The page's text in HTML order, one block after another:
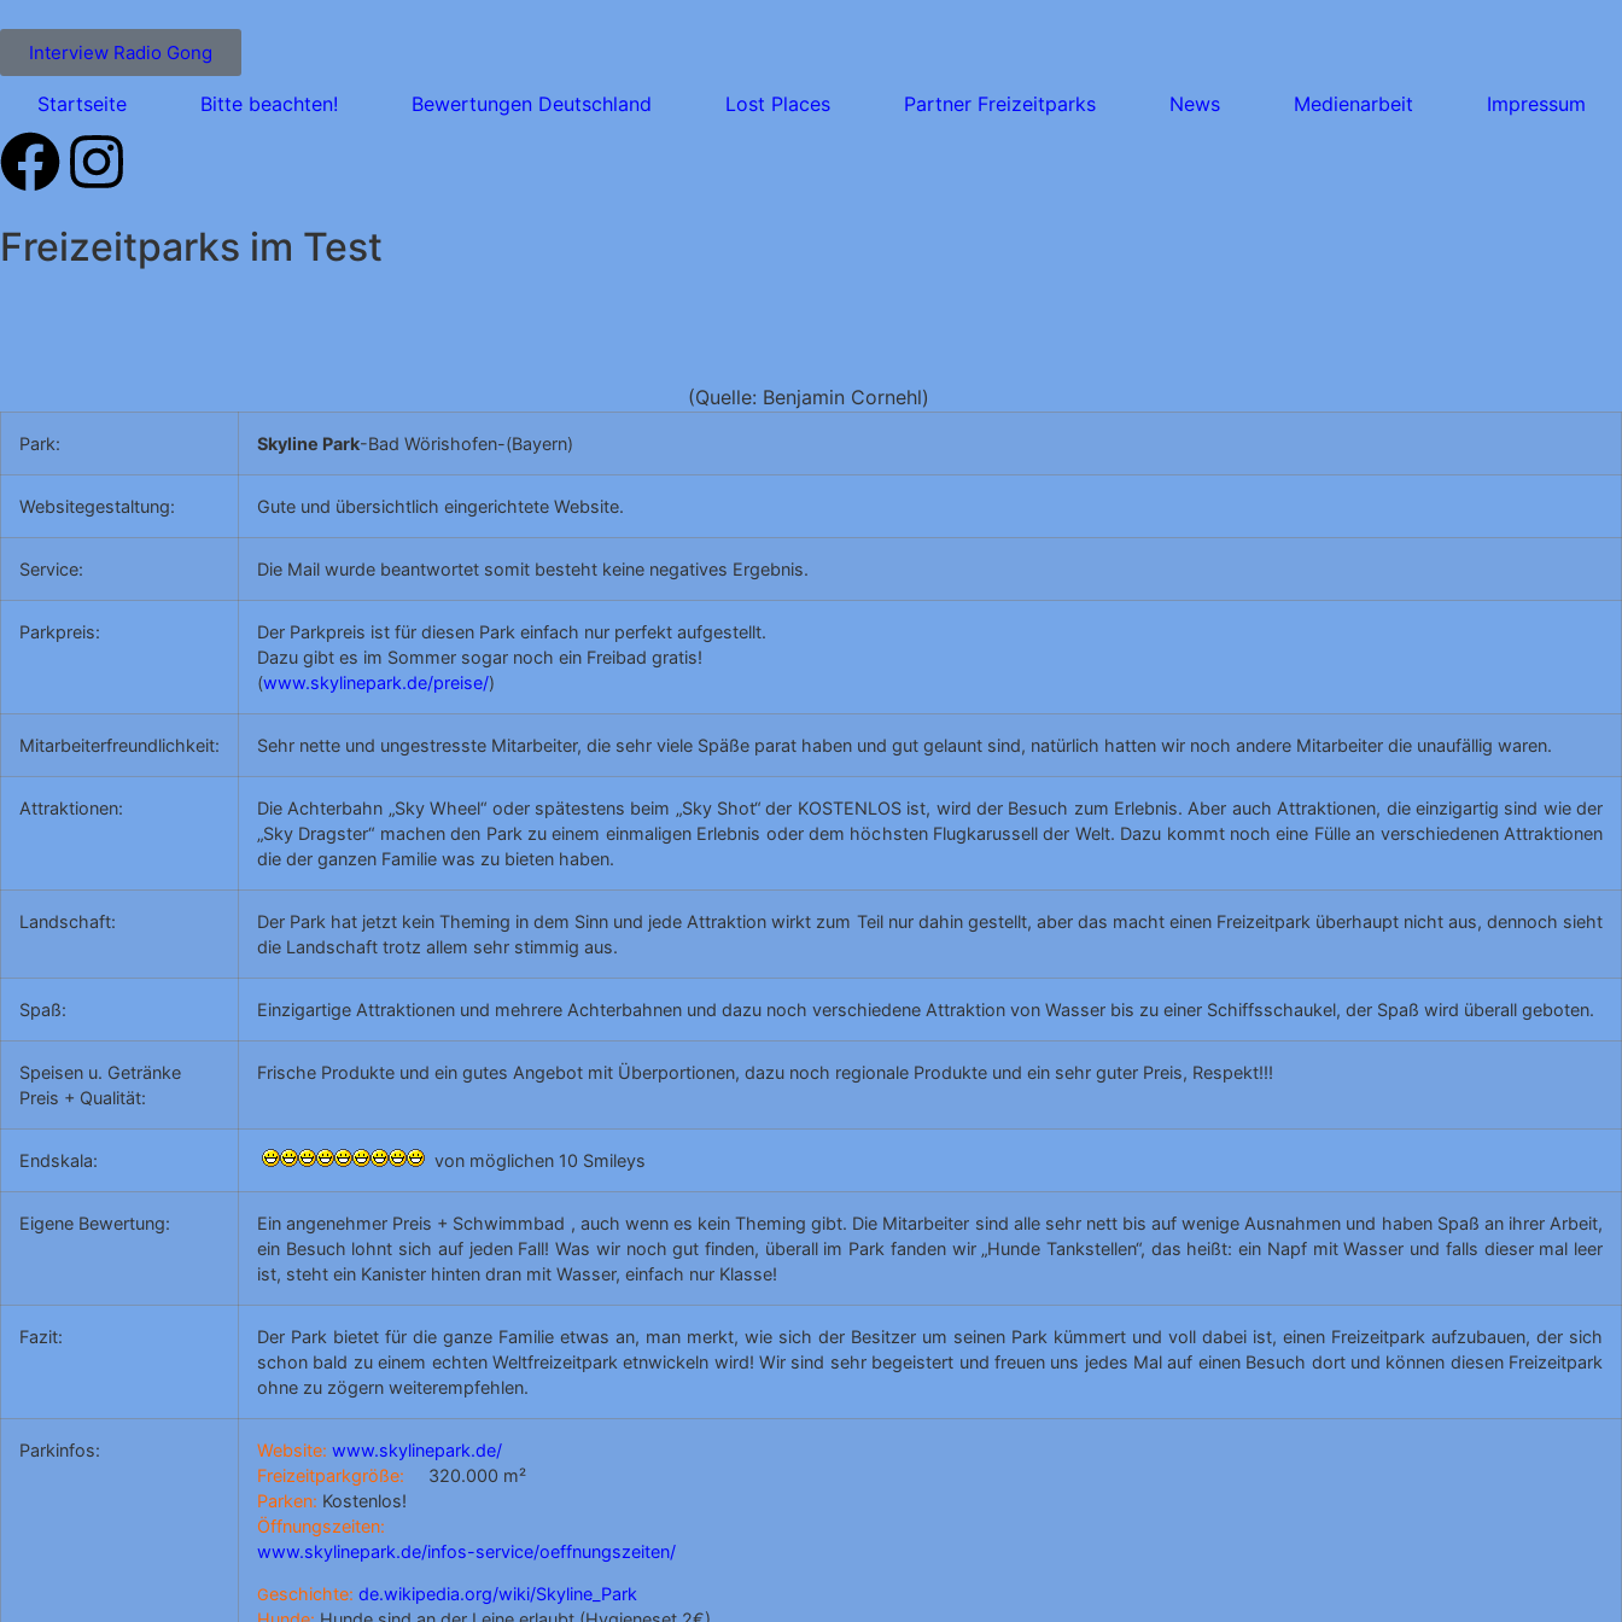
Interview Radio Gong
Startseite Bitte beachten! Bewertungen Deutschland Lost Places Partner Freizeitparks News Medienarbeit Impressum
Freizeitparks im Test
(Quelle: Benjamin Cornehl)
Park: Skyline Park-Bad Wörishofen-(Bayern)
Websitegestaltung: Gute und übersichtlich eingerichtete Website.
Service: Die Mail wurde beantwortet somit besteht keine negatives Ergebnis.
Parkpreis:
Der Parkpreis ist für diesen Park einfach nur perfekt aufgestellt.
Dazu gibt es im Sommer sogar noch ein Freibad gratis!
(www.skylinepark.de/preise/)
Mitarbeiterfreundlichkeit: Sehr nette und ungestresste Mitarbeiter, die sehr viele Späße parat haben und gut gelaunt sind, natürlich hatten wir noch andere Mitarbeiter die unaufällig waren.
Attraktionen:
Die Achterbahn „Sky Wheel“ oder spätestens beim „Sky Shot“ der KOSTENLOS ist, wird der Besuch zum Erlebnis. Aber auch Attraktionen, die einzigartig sind wie der
„Sky Dragster“ machen den Park zu einem einmaligen Erlebnis oder dem höchsten Flugkarussell der Welt. Dazu kommt noch eine Fülle an verschiedenen Attraktionen
die der ganzen Familie was zu bieten haben.
Landschaft:
Der Park hat jetzt kein Theming in dem Sinn und jede Attraktion wirkt zum Teil nur dahin gestellt, aber das macht einen Freizeitpark überhaupt nicht aus, dennoch sieht
die Landschaft trotz allem sehr stimmig aus.
Spaß: Einzigartige Attraktionen und mehrere Achterbahnen und dazu noch verschiedene Attraktion von Wasser bis zu einer Schiffsschaukel, der Spaß wird überall geboten.
Speisen u. Getränke
Preis + Qualität:
Frische Produkte und ein gutes Angebot mit Überportionen, dazu noch regionale Produkte und ein sehr guter Preis, Respekt!!!
Endskala: von möglichen 10 Smileys
Eigene Bewertung:
Ein angenehmer Preis + Schwimmbad , auch wenn es kein Theming gibt. Die Mitarbeiter sind alle sehr nett bis auf wenige Ausnahmen und haben Spaß an ihrer Arbeit,
ein Besuch lohnt sich auf jeden Fall! Was wir noch gut finden, überall im Park fanden wir „Hunde Tankstellen“, das heißt: ein Napf mit Wasser und falls dieser mal leer
ist, steht ein Kanister hinten dran mit Wasser, einfach nur Klasse!
Fazit:
Der Park bietet für die ganze Familie etwas an, man merkt, wie sich der Besitzer um seinen Park kümmert und voll dabei ist, einen Freizeitpark aufzubauen, der sich
schon bald zu einem echten Weltfreizeitpark etnwickeln wird! Wir sind sehr begeistert und freuen uns jedes Mal auf einen Besuch dort und können diesen Freizeitpark
ohne zu zögern weiterempfehlen.
Parkinfos: Website: www.skylinepark.de/
Freizeitparkgröße: 320.000 m²
Parken: Kostenlos!
Öffnungszeiten:
www.skylinepark.de/infos-service/oeffnungszeiten/
Geschichte: de.wikipedia.org/wiki/Skyline_Park